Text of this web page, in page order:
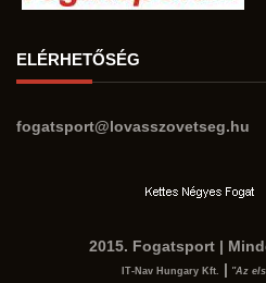
ELÉRHETŐSÉG
fogatsport@lovasszovetseg.hu
2015. Fogatsport |
IT-Nav Hungary Kft. | "Az